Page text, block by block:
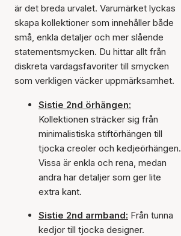
är det breda urvalet. Varumärket lyckas
skapa kollektioner som innehåller både
små, enkla detaljer och mer slående
statementsmycken. Du hittar allt från
diskreta vardagsfavoriter till smycken
som verkligen väcker uppmärksamhet.
Sistie 2nd örhängen:
Kollektionen sträcker sig från
minimalistiska stiftörhängen till
tjocka creoler och kedjeörhängen.
Vissa är enkla och rena, medan
andra har detaljer som ger lite
extra kant.
Sistie 2nd armband: Från tunna
kedjor till tjocka designer.